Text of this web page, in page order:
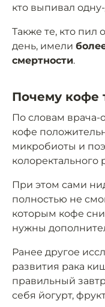
кто выпивал
Также те, кто пил
день, имели
смертности.
Почему кофе
По словам
кофе
микробиоты и
колоректального
При этом сами
полностью не
которым кофе
нужны
Ранее другое
развития рака
правильный
себя йогурт,